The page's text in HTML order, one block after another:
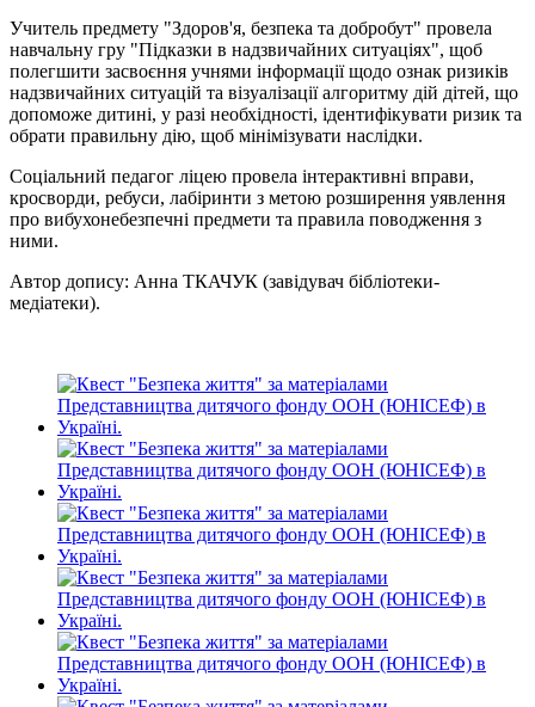
Учитель предмету "Здоров'я, безпека та добробут" провела
навчальну гру "Підказки в надзвичайних ситуаціях", щоб
полегшити засвоєння учнями інформації щодо ознак ризиків
надзвичайних ситуацій та візуалізації алгоритму дій дітей, що
допоможе дитині, у разі необхідності, ідентифікувати ризик та
обрати правильну дію, щоб мінімізувати наслідки.
Соціальний педагог ліцею провела інтерактивні вправи,
кросворди, ребуси, лабіринти з метою розширення уявлення
про вибухонебезпечні предмети та правила поводження з
ними.
Автор допису: Анна ТКАЧУК (завідувач бібліотеки-
медіатеки).